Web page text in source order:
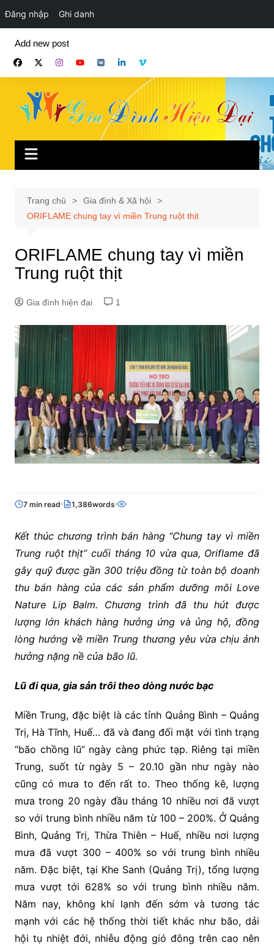
Đăng nhập Ghi danh
phần
Add new post
Trang chủ
Gia đình & Xã hội
ORIFLAME chung tay vì miền Trung ruột thịt
ORIFLAME chung tay vì miền
Trung ruột thịt
Gia đình hiện đại 1
7 min read 1,386words
Kết thúc chương trình bán hàng “Chung tay vì miền
Trung ruột thịt” cuối tháng 10 vừa qua, Oriflame đã
gây quỹđược gần 300 triệuđồng từ toàn bộ doanh
thu bán hàng củacác sản phẩm dưỡng môi Love
Nature Lip Balm.
Chương trình đã thu hút được
lượng lớn khách hàng hưởng ứng và ủng hộ, đồng
lòng hướng về miền Trung thương yêu vừa chịu ảnh
hưởng nặngnề của bão lũ.
Lũ đi qua, gia sản trôi theo dòng nước bạc
Miền Trung, đặc biệt là các tỉnh Quảng Bình – Quảng
Trị, Hà Tĩnh, Huế… đã và đang đối mặt với tình trạng
“bão chồng lũ” ngày càng phức tạp. Riêng tại miền
Trung, suốt từ ngày 5 – 20.10 gần như ngày nào
cũng có mưa to đến rất to. Theo thống kê, lượng
mưa trong 20 ngày đầu tháng 10 nhiều nơi đã vượt
so với trung bình nhiều năm từ 100 – 200%. Ở Quảng
Bình, Quảng Trị, Thừa Thiên – Huế, nhiều nơi lượng
mưa đã vượt 300 – 400% so với trung bình nhiều
năm. Đặc biệt, tại Khe Sanh (Quảng Trị), tổng lượng
mưa vượt tới 628% so với trung bình nhiều năm.
Năm nay, không khí lạnh đến sớm và tương tác
mạnh với các hệ thống thời tiết khác như bão, dải
hội tụ nhiệt đới, nhiễu động gió đông trên cao nên